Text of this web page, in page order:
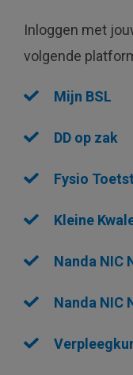
Inloggen met
volgende
Mijn BSL
DD op zak
Fysio
Kleine
Nanda NIC
Nanda NIC